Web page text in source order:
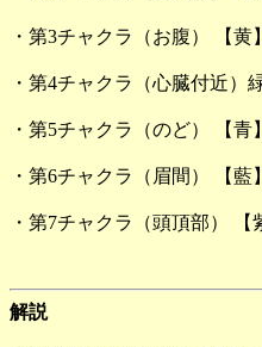
・第3チャクラ（お腹） 【黄
・第4チャクラ（心臓付近）
・第5チャクラ（のど） 【青
・第6チャクラ（眉間） 【藍
・第7チャクラ（頭頂部） 【
解説